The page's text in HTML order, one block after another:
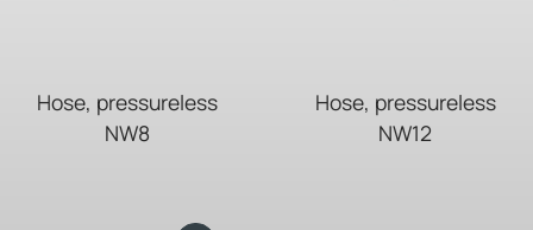
Hose, pressureless
NW8
Hose, pressureless
NW12